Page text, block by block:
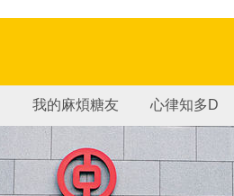
我的麻煩糖友 心律知多D